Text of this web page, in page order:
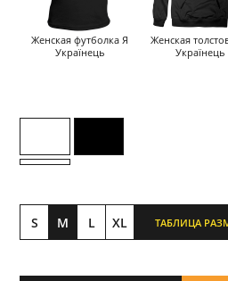
Женская футболка Я
Українець
Женская
Українець
S M L XL ТАБЛИЦА